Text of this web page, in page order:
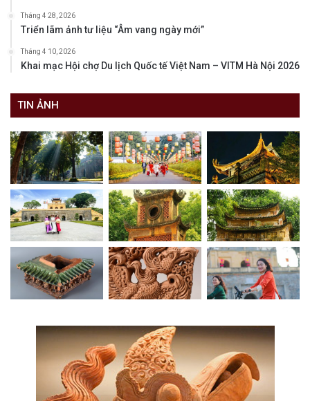
Tháng 4 28, 2026
Triển lãm ảnh tư liệu “Âm vang ngày mới”
Tháng 4 10, 2026
Khai mạc Hội chợ Du lịch Quốc tế Việt Nam – VITM Hà Nội 2026
TIN ẢNH